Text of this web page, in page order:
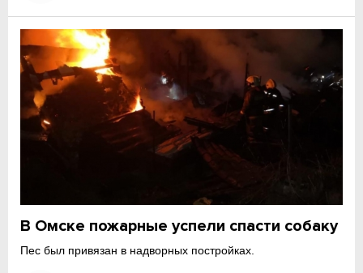
В Омске пожарные успели спасти собаку
Пес был привязан в надворных постройках.